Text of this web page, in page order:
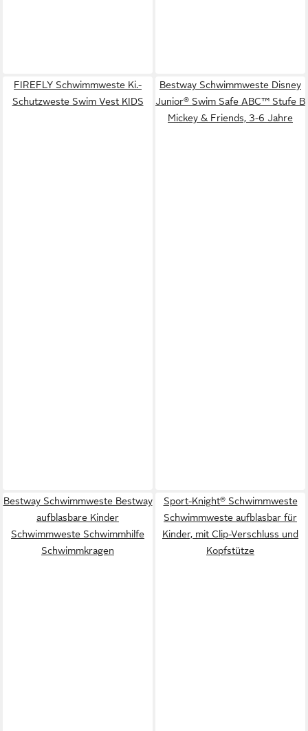
FIREFLY Schwimmweste Ki.-
Schutzweste Swim Vest KIDS
Bestway Schwimmweste Disney
Junior® Swim Safe ABC™ Stufe B
Mickey & Friends, 3-6 Jahre
Bestway Schwimmweste Bestway
aufblasbare Kinder
Schwimmweste Schwimmhilfe
Schwimmkragen
Sport-Knight® Schwimmweste
Schwimmweste aufblasbar für
Kinder, mit Clip-Verschluss und
Kopfstütze